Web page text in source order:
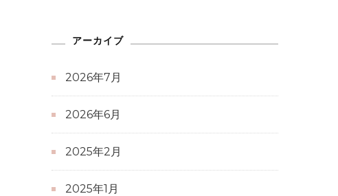
アーカイブ
2026年7月
2026年6月
2025年2月
2025年1月